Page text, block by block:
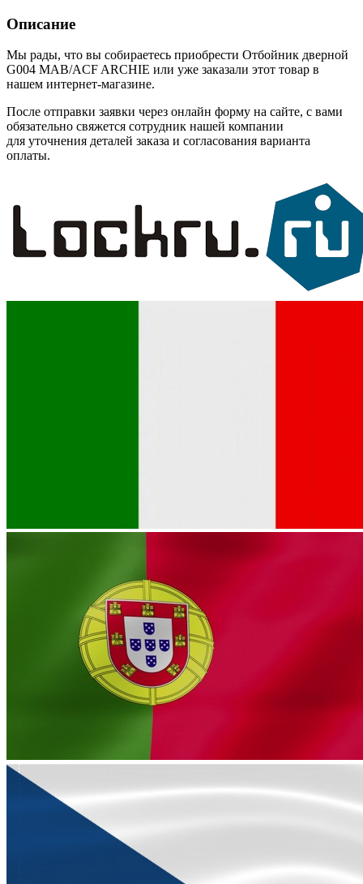
Описание
Мы рады, что вы собираетесь приобрести Отбойник дверной
G004 MAB/ACF ARCHIE или уже заказали этот товар в
нашем интернет-магазине.
После отправки заявки через онлайн форму на сайте, с вами
обязательно свяжется сотрудник нашей компании
для уточнения деталей заказа и согласования варианта
оплаты.